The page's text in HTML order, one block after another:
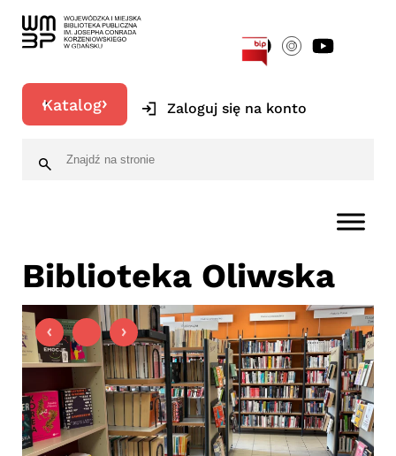
Katalog Zaloguj się na konto
Biblioteka Oliwska